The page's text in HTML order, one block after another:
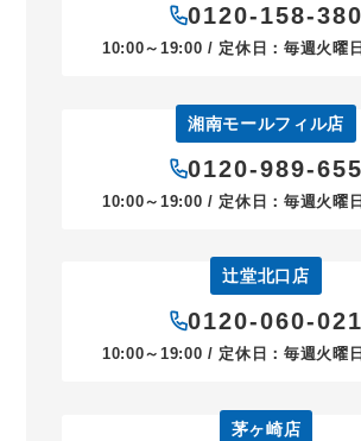
0120-158-380
10:00～19:00 / 定休日：毎週火曜
湘南モールフィル店
0120-989-655
10:00～19:00 / 定休日：毎週火曜
辻堂北口店
0120-060-021
10:00～19:00 / 定休日：毎週火曜
茅ヶ崎店